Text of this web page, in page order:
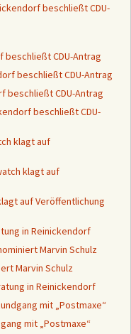
beschließt CDU-
beschließt CDU-Antrag
beschließt CDU-Antrag
beschließt CDU-Antrag
beschließt CDU-
klagt auf
klagt auf
auf Veröffentlichung
in Reinickendorf
Marvin Schulz
Marvin Schulz
in Reinickendorf
mit „Postmaxe“
mit „Postmaxe“